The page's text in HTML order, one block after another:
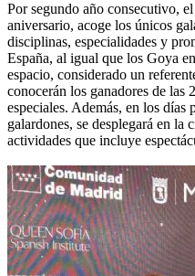
Por segundo año consecutivo,
aniversario, acoge los únicos
disciplinas, especialidades y
España, al igual que los Goya
espacio, considerado un
conocerán los ganadores de las
especiales. Además, en los días
galardones, se desplegará en la
actividades que incluye